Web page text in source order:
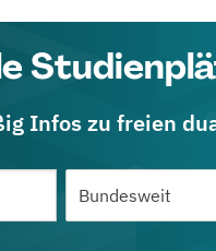
Infos zu freien